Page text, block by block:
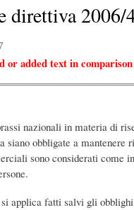
direttiva 2006/
or added text in
nazionali in materia di
siano obbligate a
sono considerati come
applica fatti salvi gli